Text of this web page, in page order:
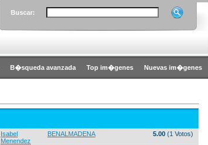
Buscar:
B�squeda avanzada Top im�genes Nuevas im�genes
Isabel
Menendez
BENALMADENA 5.00 (1 Votos)